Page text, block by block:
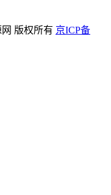
版权所有 京ICP备